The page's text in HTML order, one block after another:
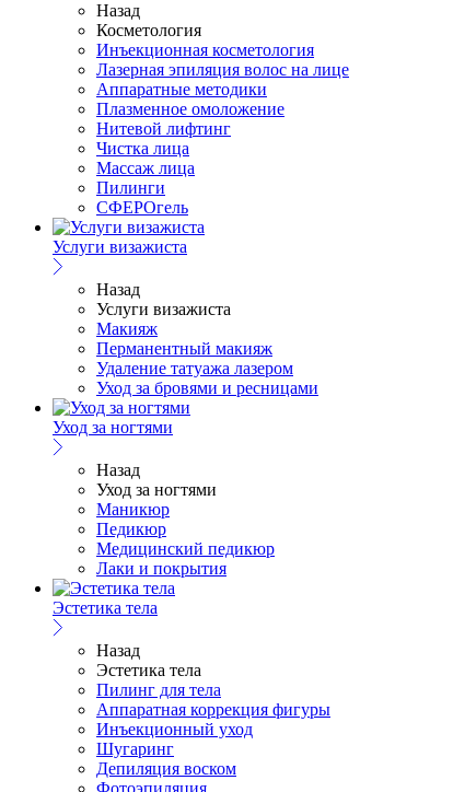
Назад
Косметология
Инъекционная косметология
Лазерная эпиляция волос на лице
Аппаратные методики
Плазменное омоложение
Нитевой лифтинг
Чистка лица
Массаж лица
Пилинги
СФЕРОгель
Услуги визажиста
Назад
Услуги визажиста
Макияж
Перманентный макияж
Удаление татуажа лазером
Уход за бровями и ресницами
Уход за ногтями
Назад
Уход за ногтями
Маникюр
Педикюр
Медицинский педикюр
Лаки и покрытия
Эстетика тела
Назад
Эстетика тела
Пилинг для тела
Аппаратная коррекция фигуры
Инъекционный уход
Шугаринг
Депиляция воском
Фотоэпиляция